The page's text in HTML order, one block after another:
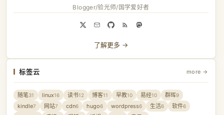
Blogger/验光师/国学爱好者
了解更多 →
标签云 more →
随笔31 linux16 读书12 博客11 早教10 易经10 群晖9
kindle7 网站7 cdn6 hugo6 wordpress6 生活6 软件6